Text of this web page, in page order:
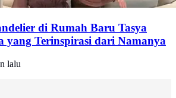
di Rumah Baru Tasya
yang Terinspirasi dari Namanya
lalu